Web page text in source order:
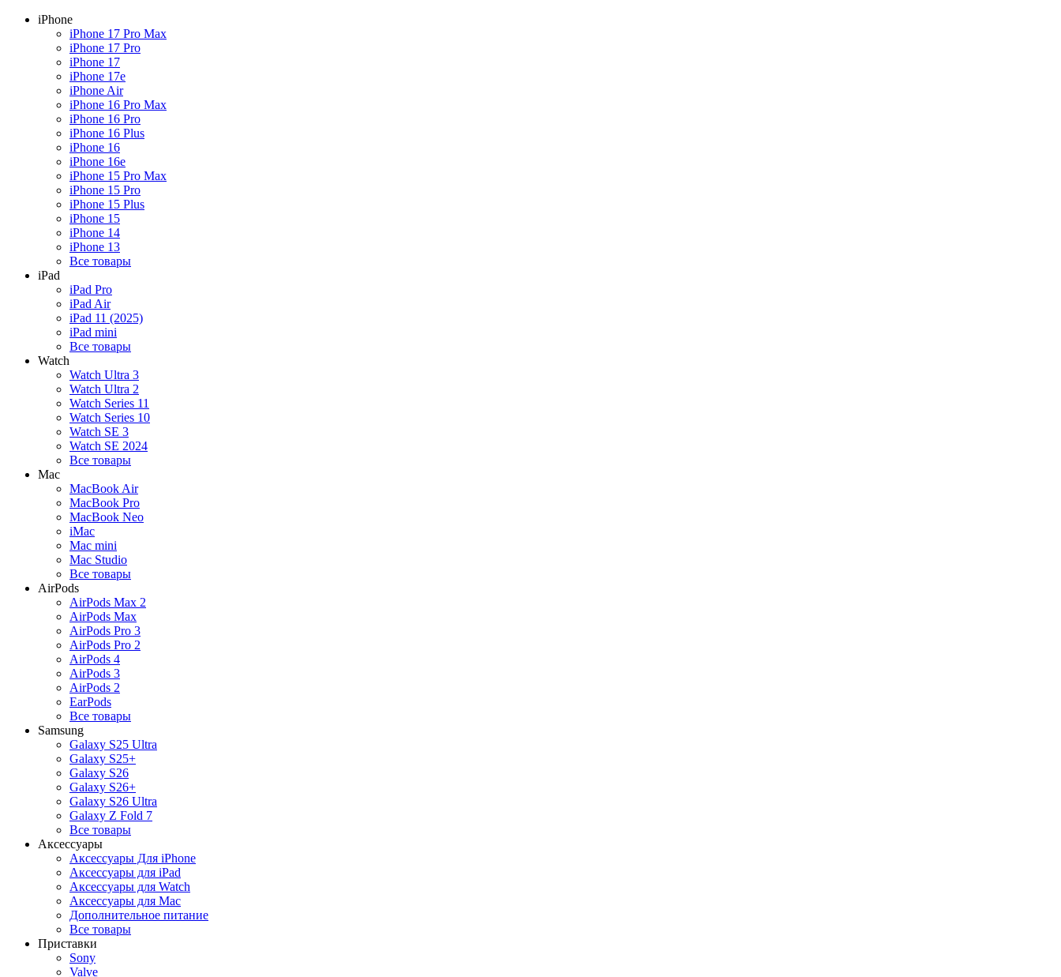
iPhone
iPhone 17 Pro Max
iPhone 17 Pro
iPhone 17
iPhone 17e
iPhone Air
iPhone 16 Pro Max
iPhone 16 Pro
iPhone 16 Plus
iPhone 16
iPhone 16e
iPhone 15 Pro Max
iPhone 15 Pro
iPhone 15 Plus
iPhone 15
iPhone 14
iPhone 13
Все товары
iPad
iPad Pro
iPad Air
iPad 11 (2025)
iPad mini
Все товары
Watch
Watch Ultra 3
Watch Ultra 2
Watch Series 11
Watch Series 10
Watch SE 3
Watch SE 2024
Все товары
Mac
MacBook Air
MacBook Pro
MacBook Neo
iMac
Mac mini
Mac Studio
Все товары
AirPods
AirPods Max 2
AirPods Max
AirPods Pro 3
AirPods Pro 2
AirPods 4
AirPods 3
AirPods 2
EarPods
Все товары
Samsung
Galaxy S25 Ultra
Galaxy S25+
Galaxy S26
Galaxy S26+
Galaxy S26 Ultra
Galaxy Z Fold 7
Все товары
Аксессуары
Аксессуары Для iPhone
Аксессуары для iPad
Аксессуары для Watch
Аксессуары для Mac
Дополнительное питание
Все товары
Приставки
Sony
Valve